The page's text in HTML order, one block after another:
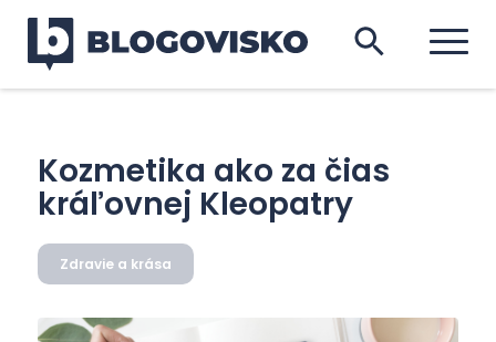
Kozmetika ako za čias
kráľovnej Kleopatry
Zdravie a krása